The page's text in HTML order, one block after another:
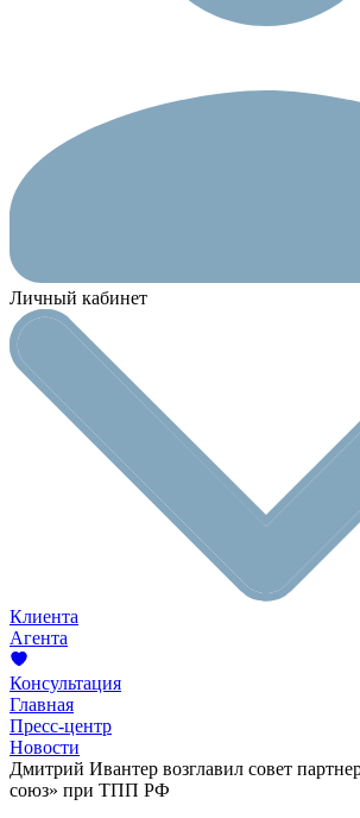
Личный кабинет
Клиента
Агента
Консультация
Главная
Пресс-центр
Новости
Дмитрий Ивантер возглавил совет
союз» при ТПП РФ